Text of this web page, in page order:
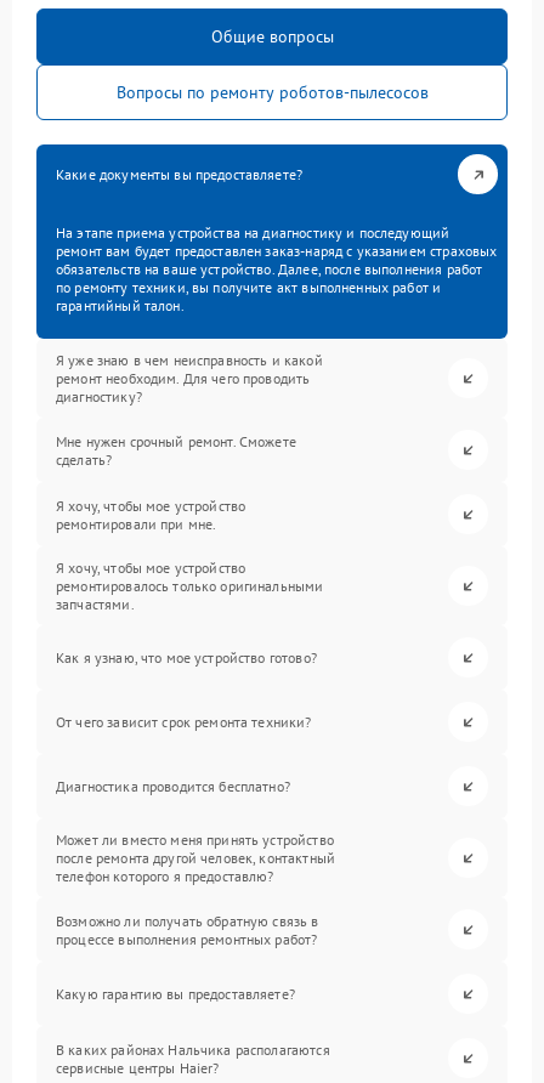
Общие вопросы
Вопросы по ремонту роботов-пылесосов
Какие документы вы предоставляете?
На этапе приема устройства на диагностику и последующий
ремонт вам будет предоставлен заказ-наряд с указанием страховых
обязательств на ваше устройство. Далее, после выполнения работ
по ремонту техники, вы получите акт выполненных работ и
гарантийный талон.
Я уже знаю в чем неисправность и какой
ремонт необходим. Для чего проводить
диагностику?
Мне нужен срочный ремонт. Сможете
сделать?
Я хочу, чтобы мое устройство
ремонтировали при мне.
Я хочу, чтобы мое устройство
ремонтировалось только оригинальными
запчастями.
Как я узнаю, что мое устройство готово?
От чего зависит срок ремонта техники?
Диагностика проводится бесплатно?
Может ли вместо меня принять устройство
после ремонта другой человек, контактный
телефон которого я предоставлю?
Возможно ли получать обратную связь в
процессе выполнения ремонтных работ?
Какую гарантию вы предоставляете?
В каких районах Нальчика располагаются
сервисные центры Haier?